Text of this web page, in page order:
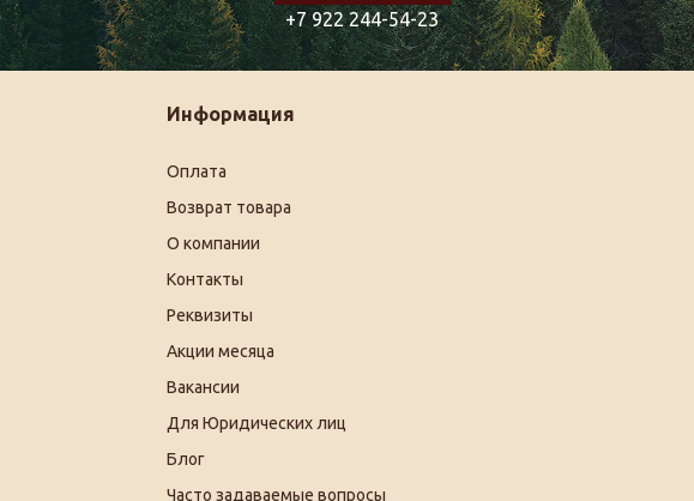
+7 922 244-54-23
Информация
Оплата
Возврат товара
О компании
Контакты
Реквизиты
Акции месяца
Вакансии
Для Юридических лиц
Блог
Часто задаваемые вопросы